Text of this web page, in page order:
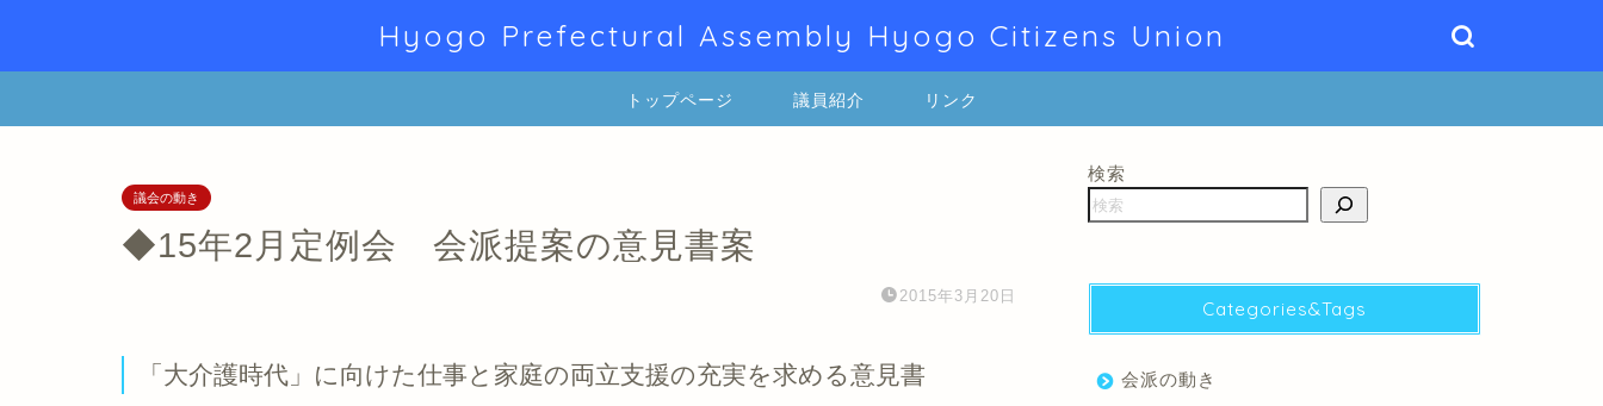
Hyogo Prefectural Assembly Hyogo Citizens Union
トップページ 議員紹介 リンク
議会の動き
◆15年2月定例会 会派提案の意見書案
2015年3月20日
「大介護時代」に向けた仕事と家庭の両立支援の充実を求める意見書
検索
Categories&Tags
会派の動き